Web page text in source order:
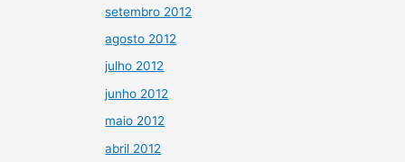
setembro 2012
agosto 2012
julho 2012
junho 2012
maio 2012
abril 2012